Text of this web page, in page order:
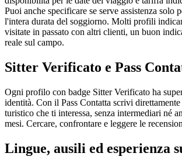
Puoi anche specificare se serve assistenza solo
l'intera durata del soggiorno. Molti profili
visitate in passato con altri clienti, un buon
reale sul campo.
Sitter Verificato e Pass
Ogni profilo con badge Sitter Verificato ha
identità. Con il Pass Contatta scrivi direttamente
turistico che ti interessa, senza intermediari né
mesi. Cercare, confrontare e leggere le
Lingue, ausili ed esperienza